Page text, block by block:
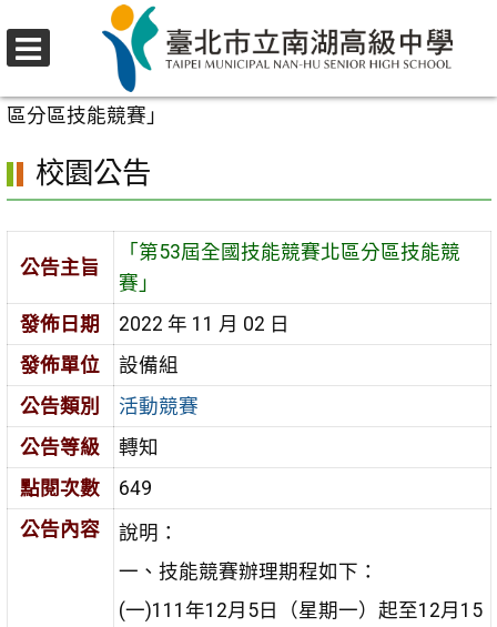
至
要
區
校園公告
區分區技能競賽」
校園公告
公告主旨
「第53屆全國技能競賽北區分區技能競
賽」
發佈日期
2022 年 11 月 02 日
發佈單位
設備組
公告類別
活動競賽
公告等級
轉知
點閱次數
649
公告內容
說明：
一、技能競賽辦理期程如下：
(一)111年12月5日（星期一）起至12月15
選
單